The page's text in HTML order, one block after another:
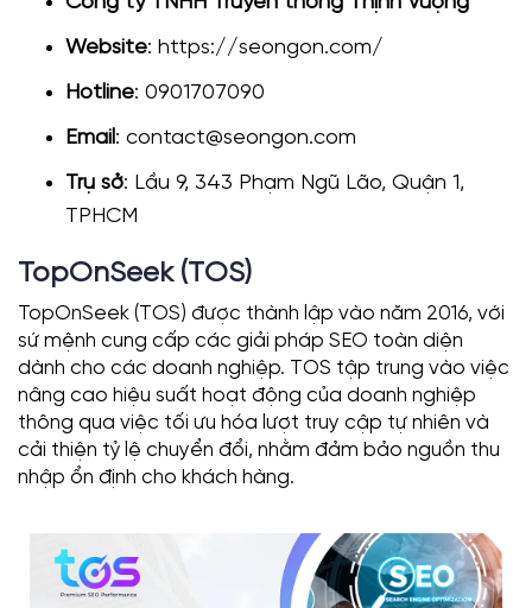
Website: https://seongon.com/
Hotline: 0901707090
Email: contact@seongon.com
Trụ sở: Lầu 9, 343 Phạm Ngũ Lão, Quận 1,
TPHCM
TopOnSeek (TOS)
TopOnSeek (TOS) được thành lập vào năm 2016, với
sứ mệnh cung cấp các giải pháp SEO toàn diện
dành cho các doanh nghiệp. TOS tập trung vào việc
nâng cao hiệu suất hoạt động của doanh nghiệp
thông qua việc tối ưu hóa lượt truy cập tự nhiên và
cải thiện tỷ lệ chuyển đổi, nhằm đảm bảo nguồn thu
nhập ổn định cho khách hàng.